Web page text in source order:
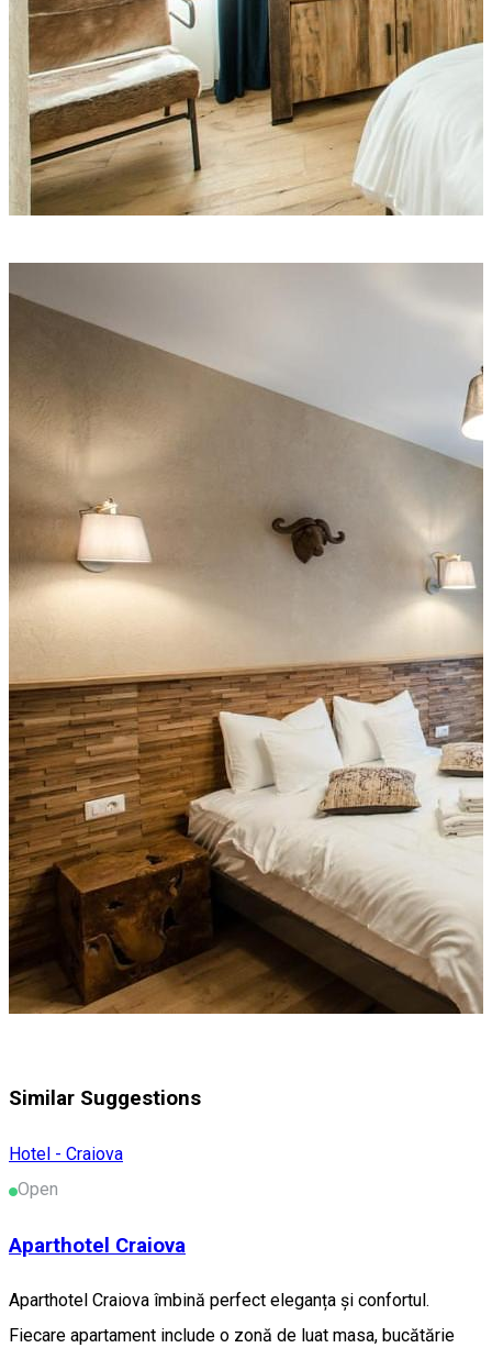
Similar Suggestions
Hotel - Craiova
Open
Aparthotel Craiova
Aparthotel Craiova îmbină perfect eleganța și confortul.
Fiecare apartament include o zonă de luat masa, bucătărie